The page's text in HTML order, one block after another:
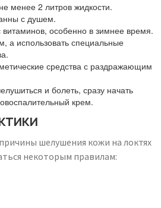
менее 2 литров жидкости.
с душем.
особенно в зимнее время.
а использовать специальные
средства с раздражающим
и болеть, сразу начать
крем.
шелушения кожи на локтях
некоторым правилам: